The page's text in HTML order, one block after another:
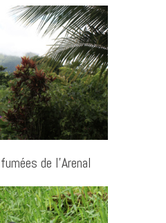
de l’Arenal